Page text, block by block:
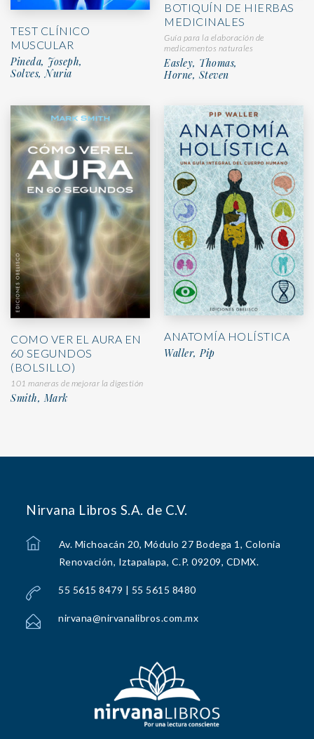
TEST CLÍNICO
MUSCULAR
Pineda, Joseph,
Solves, Nuria
BOTIQUÍN DE HIERBAS
MEDICINALES
Guía para la elaboración de
medicamentos naturales
Easley, Thomas,
Horne, Steven
COMO VER EL AURA EN
60 SEGUNDOS
(BOLSILLO)
101 maneras de mejorar la digestión
Smith, Mark
ANATOMÍA HOLÍSTICA
Waller, Pip
Nirvana Libros S.A. de C.V.
Av. Michoacán 20, Módulo 27 Bodega 1, Colonia
Renovación, Iztapalapa, C.P. 09209, CDMX.
55 5615 8479 | 55 5615 8480
nirvana@nirvanalibros.com.mx